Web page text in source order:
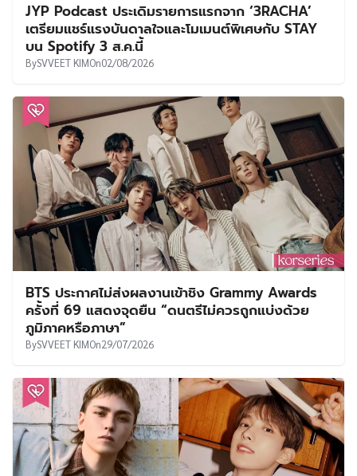
JYP Podcast ประเดิมรายการแรกจาก ‘3RACHA’
เตรียมแชร์แรงบันดาลใจและโมเมนต์พิเศษกับ STAY
บน Spotify 3 ส.ค.นี้
BySVVEET KIMOn02/08/2026
BTS ประกาศไม่ส่งผลงานเข้าชิง Grammy Awards
ครั้งที่ 69 แสดงจุดยืน “ดนตรีไม่ควรถูกแบ่งด้วย
ภูมิภาคหรือภาษา”
BySVVEET KIMOn29/07/2026